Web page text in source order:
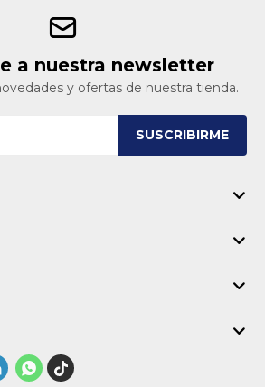
a nuestra newsletter
y ofertas de nuestra tienda.
SUSCRIBIRME
